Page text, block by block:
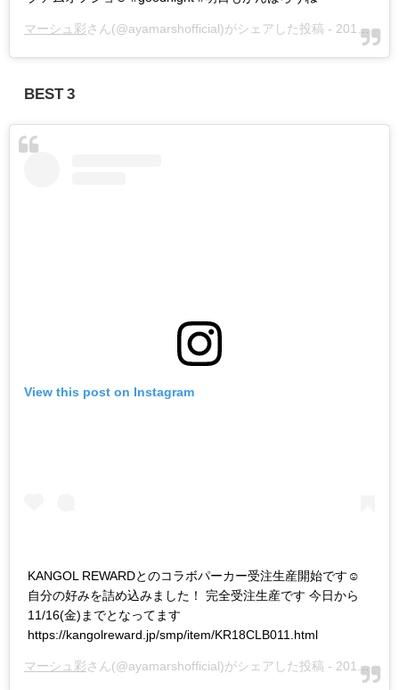
マーシュ彩さん(@ayamarshofficial)がシェアした投稿 - 2017年 6月月4日午前6時14分PDT
BEST 3
View this post on Instagram
KANGOL REWARDとのコラボパーカー受注生産開始です☺︎
自分の好みを詰め込みました！ 完全受注生産です 今日から
11/16(金)までとなってます
https://kangolreward.jp/smp/item/KR18CLB011.html
マーシュ彩さん(@ayamarshofficial)がシェアした投稿 - 2018年10月月16日午前6時17分PDT